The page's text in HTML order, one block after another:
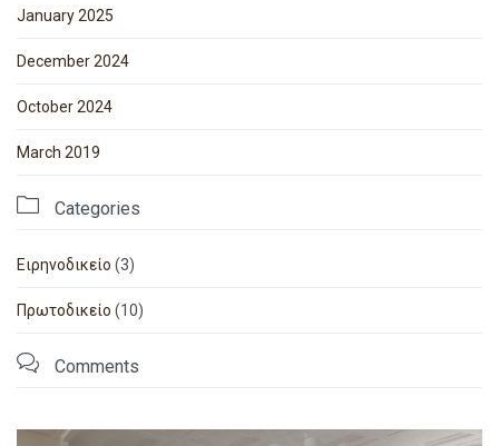
January 2025
December 2024
October 2024
March 2019
 Categories
Ειρηνοδικείο (3)
Πρωτοδικείο (10)
 Comments